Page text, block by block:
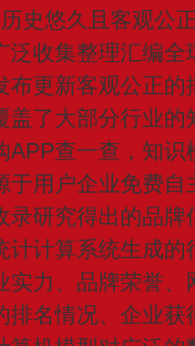
史悠久且客观公
泛收集整理汇编
布更新客观公正
盖了大部分行业
APP查一查，知
于用户企业免费
录研究得出的品
计计算系统生成
实力、品牌荣誉
排名情况、企业